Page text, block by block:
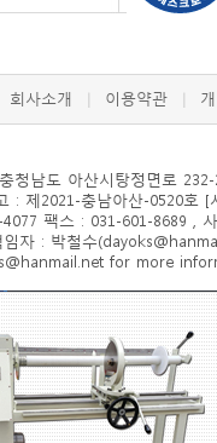
회사소개 이용약관
청남도 아산시탕정면로
: 제2021-충남아산-0520호
팩스 : 031-601-8689 ,
자 : 박철수
for more